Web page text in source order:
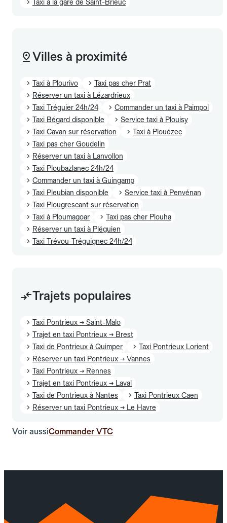
Taxi à la gare de Saint-Brieuc
Villes à proximité
Taxi à Plourivo
Taxi pas cher Prat
Réserver un taxi à Lézardrieux
Taxi Tréguier 24h/24
Commander un taxi à Paimpol
Taxi Bégard disponible
Service taxi à Plouisy
Taxi Cavan sur réservation
Taxi à Plouézec
Taxi pas cher Goudelin
Réserver un taxi à Lanvollon
Taxi Ploubazlanec 24h/24
Commander un taxi à Guingamp
Taxi Pleubian disponible
Service taxi à Penvénan
Taxi Plougrescant sur réservation
Taxi à Ploumagoar
Taxi pas cher Plouha
Réserver un taxi à Pléguien
Taxi Trévou-Tréguignec 24h/24
Trajets populaires
Taxi Pontrieux → Saint-Malo
Trajet en taxi Pontrieux → Brest
Taxi de Pontrieux à Quimper
Taxi Pontrieux Lorient
Réserver un taxi Pontrieux → Vannes
Taxi Pontrieux → Rennes
Trajet en taxi Pontrieux → Laval
Taxi de Pontrieux à Nantes
Taxi Pontrieux Caen
Réserver un taxi Pontrieux → Le Havre
Voir aussiCommander VTC